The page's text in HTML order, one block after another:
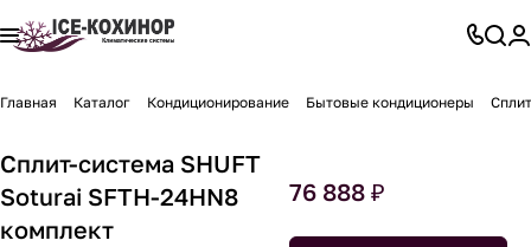
Главная Каталог Кондиционирование Бытовые кондиционеры
Сплит-система SHUFT
Soturai SFTH-24HN8
комплект
76 888 ₽